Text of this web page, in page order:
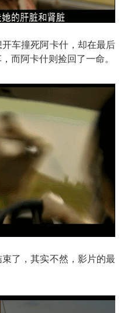
车撞死阿卡什，却在最后
而阿卡什则捡回了一命。
了，其实不然，影片的最